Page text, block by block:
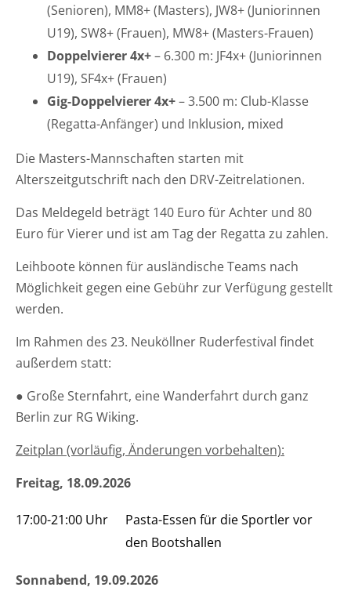
(Senioren), MM8+ (Masters), JW8+ (Juniorinnen
U19), SW8+ (Frauen), MW8+ (Masters-Frauen)
Doppelvierer 4x+– 6.300 m: JF4x+ (Juniorinnen
U19), SF4x+ (Frauen)
Gig-Doppelvierer 4x+– 3.500 m: Club-Klasse
(Regatta-Anfänger) und Inklusion, mixed
Die Masters-Mannschaften starten mit
Alterszeitgutschrift nach den DRV-Zeitrelationen.
Das Meldegeld beträgt 140 Euro für Achter und 80
Euro für Vierer und ist am Tag der Regatta zu zahlen.
Leihboote können für ausländische Teams nach
Möglichkeit gegen eine Gebühr zur Verfügung gestellt
werden.
Im Rahmen des 23. Neuköllner Ruderfestival findet
außerdem statt:
● Große Sternfahrt, eine Wanderfahrt durch ganz
Berlin zur RG Wiking.
Zeitplan (vorläufig, Änderungen vorbehalten):
Freitag, 18.09.2026
17:00-21:00 Uhr
Pasta-Essen für die Sportler vor
den Bootshallen
Sonnabend, 19.09.2026